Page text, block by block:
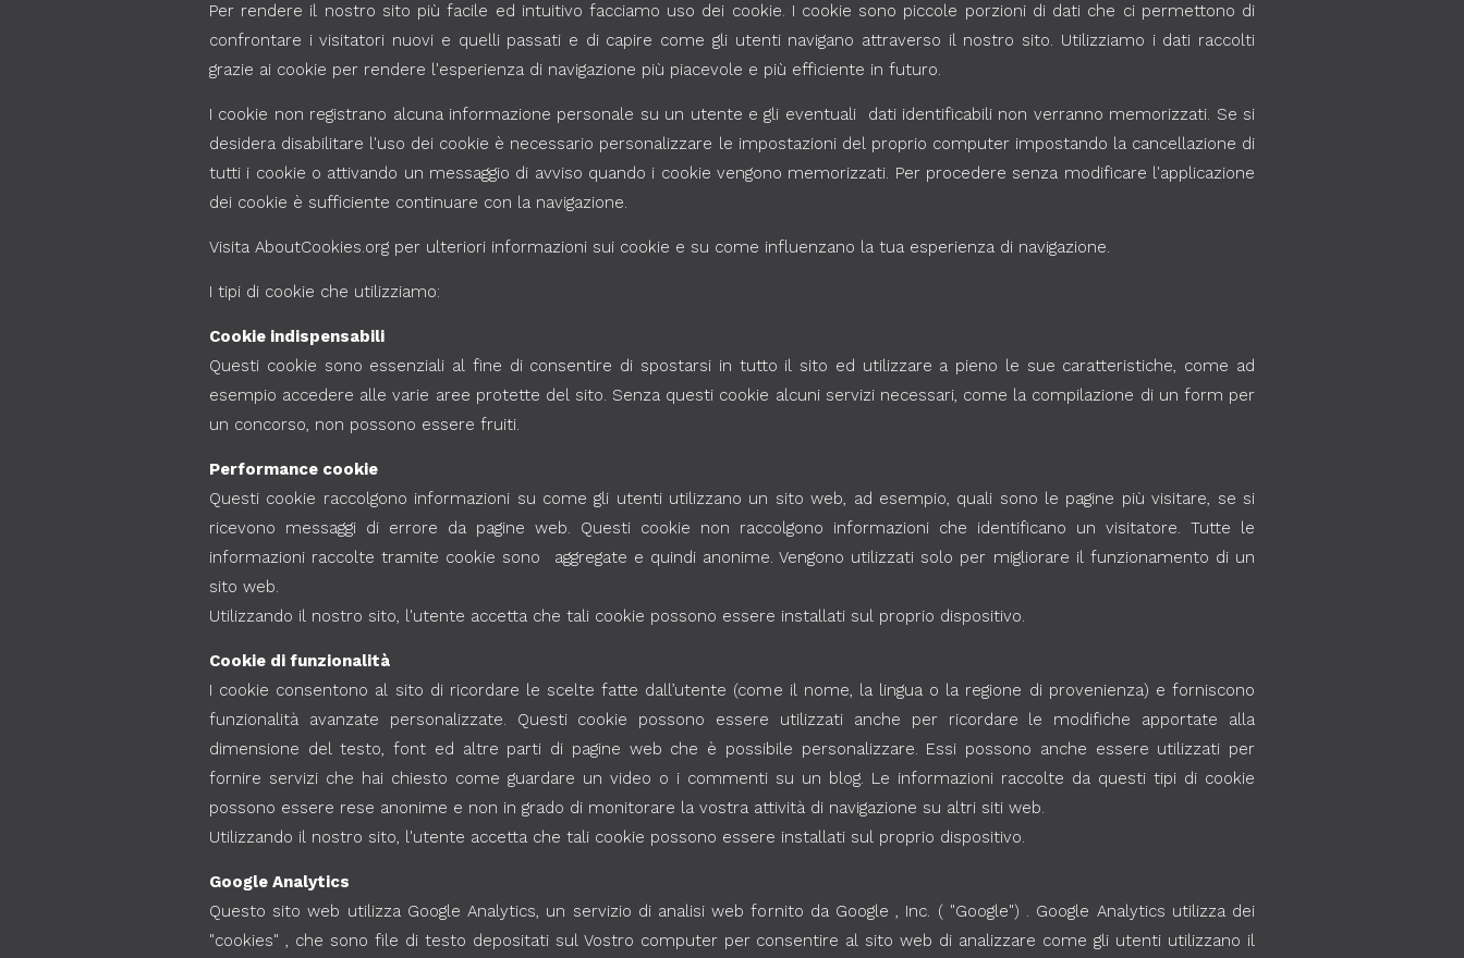
Per rendere il nostro sito più facile ed intuitivo facciamo uso dei cookie. I cookie sono piccole porzioni di dati che ci permettono di
confrontare i visitatori nuovi e quelli passati e di capire come gli utenti navigano attraverso il nostro sito. Utilizziamo i dati raccolti
grazie ai cookie per rendere l'esperienza di navigazione più piacevole e più efficiente in futuro.
I cookie non registrano alcuna informazione personale su un utente e gli eventuali dati identificabili non verranno memorizzati. Se si
desidera disabilitare l'uso dei cookie è necessario personalizzare le impostazioni del proprio computer impostando la cancellazione di
tutti i cookie o attivando un messaggio di avviso quando i cookie vengono memorizzati. Per procedere senza modificare l'applicazione
dei cookie è sufficiente continuare con la navigazione.
Visita AboutCookies.org per ulteriori informazioni sui cookie e su come influenzano la tua esperienza di navigazione.
I tipi di cookie che utilizziamo:
Cookie indispensabili
Questi cookie sono essenziali al fine di consentire di spostarsi in tutto il sito ed utilizzare a pieno le sue caratteristiche, come ad
esempio accedere alle varie aree protette del sito. Senza questi cookie alcuni servizi necessari, come la compilazione di un form per
un concorso, non possono essere fruiti.
Performance cookie
Questi cookie raccolgono informazioni su come gli utenti utilizzano un sito web, ad esempio, quali sono le pagine più visitare, se si
ricevono messaggi di errore da pagine web. Questi cookie non raccolgono informazioni che identificano un visitatore. Tutte le
informazioni raccolte tramite cookie sono aggregate e quindi anonime. Vengono utilizzati solo per migliorare il funzionamento di un
sito web.
Utilizzando il nostro sito, l'utente accetta che tali cookie possono essere installati sul proprio dispositivo.
Cookie di funzionalità
I cookie consentono al sito di ricordare le scelte fatte dall’utente (come il nome, la lingua o la regione di provenienza) e forniscono
funzionalità avanzate personalizzate. Questi cookie possono essere utilizzati anche per ricordare le modifiche apportate alla
dimensione del testo, font ed altre parti di pagine web che è possibile personalizzare. Essi possono anche essere utilizzati per
fornire servizi che hai chiesto come guardare un video o i commenti su un blog. Le informazioni raccolte da questi tipi di cookie
possono essere rese anonime e non in grado di monitorare la vostra attività di navigazione su altri siti web.
Utilizzando il nostro sito, l'utente accetta che tali cookie possono essere installati sul proprio dispositivo.
Google Analytics
Questo sito web utilizza Google Analytics, un servizio di analisi web fornito da Google , Inc. ( "Google") . Google Analytics utilizza dei
"cookies" , che sono file di testo depositati sul Vostro computer per consentire al sito web di analizzare come gli utenti utilizzano il